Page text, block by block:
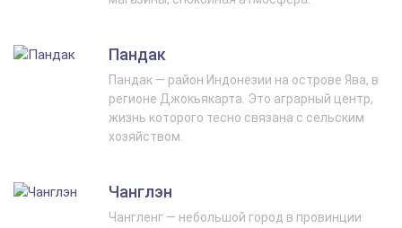
Пандак
Пандак — район Индонезии на острове Ява, в
регионе Джокьякарта. Это аграрный центр,
жизнь которого тесно связана с сельским
хозяйством.
Чанглэн
Чангленг — небольшой город в провинции